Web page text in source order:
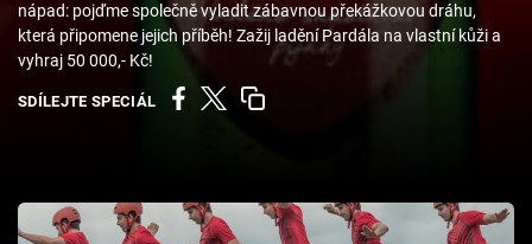
Hry
TV Program
nápad: pojďme společně vyladit zábavnou překážkovou dráhu,
která připomene jejich příběh! Zažij ladění Pardála na vlastní kůži a
vyhraj 50 000,- Kč!
SDÍLEJTE SPECIÁL